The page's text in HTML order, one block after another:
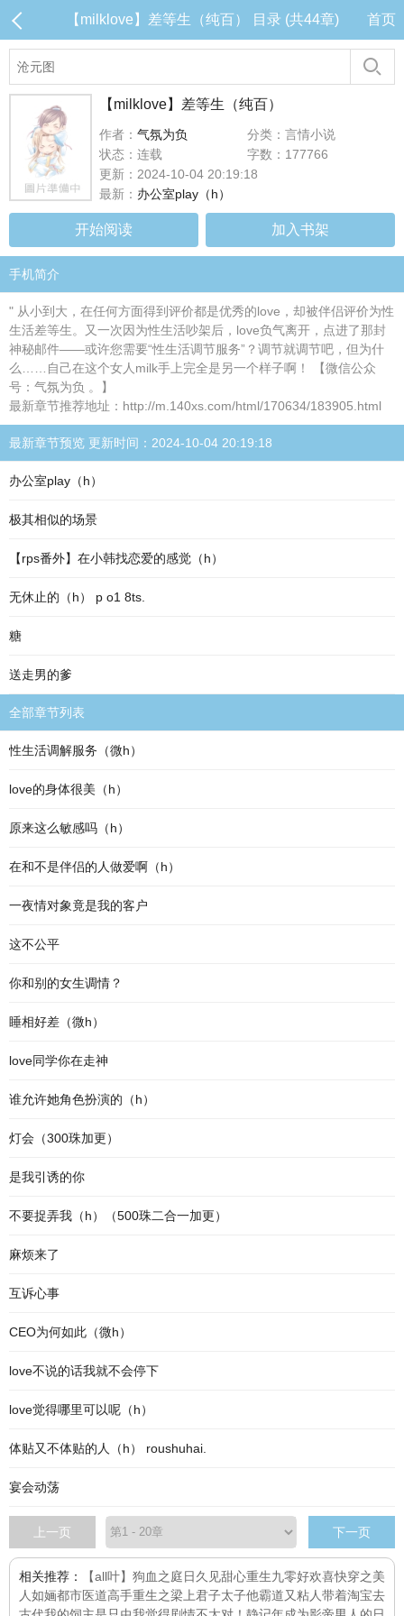
【milklove】差等生（纯百） 目录 (共44章) 首页
【milklove】差等生（纯百）
作者： 气氛为负
分类：言情小说
状态：连载
字数：177766
更新：2024-10-04 20:19:18
最新： 办公室play（h）
开始阅读 加入书架
手机简介
" 从小到大，在任何方面得到评价都是优秀的love，却被伴侣评价为性
生活差等生。又一次因为性生活吵架后，love负气离开，点进了那封
神秘邮件——或许您需要“性生活调节服务”？调节就调节吧，但为什
么……自己在这个女人milk手上完全是另一个样子啊！ 【微信公众
号：气氛为负 。】
最新章节推荐地址：http://m.140xs.com/html/170634/183905.html
最新章节预览 更新时间：2024-10-04 20:19:18
办公室play（h）
极其相似的场景
【rps番外】在小韩找恋爱的感觉（h）
无休止的（h） p o1 8ts.
糖
送走男的爹
全部章节列表
性生活调解服务（微h）
love的身体很美（h）
原来这么敏感吗（h）
在和不是伴侣的人做爱啊（h）
一夜情对象竟是我的客户
这不公平
你和别的女生调情？
睡相好差（微h）
love同学你在走神
谁允许她角色扮演的（h）
灯会（300珠加更）
是我引诱的你
不要捉弄我（h）（500珠二合一加更）
麻烦来了
互诉心事
CEO为何如此（微h）
love不说的话我就不会停下
love觉得哪里可以呢（h）
体贴又不体贴的人（h） roushuhai.
宴会动荡
上一页 下一页
相关推荐： 【all叶】狗血之庭日久见甜心重生九零好欢喜快穿之美
人如婳都市医道高手重生之梁上君子太子他霸道又粘人带着淘宝去